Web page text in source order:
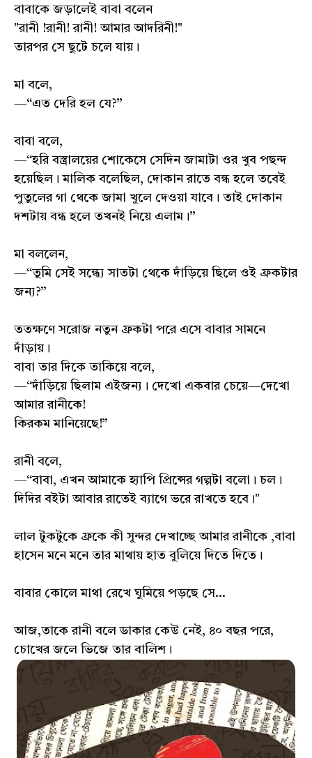
বাবাকে জড়ালেই বাবা বলেন
"রানী !রানী! রানী! আমার আদরিনী!"
তারপর সে ছুটে চলে যায়।
মা বলে,
—“এত দেরি হল যে?”
বাবা বলে,
—“হরি বস্ত্রালয়ের শোকেসে সেদিন জামাটা ওর খুব পছন্দ
হয়েছিল। মালিক বলেছিল, দোকান রাতে বন্ধ হলে তবেই
পুতুলের গা থেকে জামা খুলে দেওয়া যাবে। তাই দোকান
দশটায় বন্ধ হলে তখনই নিয়ে এলাম।”
মা বললেন,
—“তুমি সেই সন্ধ্যে সাতটা থেকে দাঁড়িয়ে ছিলে ওই ফ্রকটার
জন্য?”
ততক্ষণে সরোজ নতুন ফ্রকটা পরে এসে বাবার সামনে
দাঁড়ায়।
বাবা তার দিকে তাকিয়ে বলে,
—“দাঁড়িয়ে ছিলাম এইজন্য। দেখো একবার চেয়ে—দেখো
আমার রানীকে!
কিরকম মানিয়েছে!”
রানী বলে,
—“বাবা, এখন আমাকে হ্যাপি প্রিন্সের গল্পটা বলো। চল।
দিদির বইটা আবার রাতেই ব্যাগে ভরে রাখতে হবে।"
লাল টুকটুকে ফ্রকে কী সুন্দর দেখাচ্ছে আমার রানীকে ,বাবা
হাসেন মনে মনে তার মাথায় হাত বুলিয়ে দিতে দিতে।
বাবার কোলে মাথা রেখে ঘুমিয়ে পড়ছে সে...
আজ,তাকে রানী বলে ডাকার কেউ নেই, ৪০ বছর পরে,
চোখের জলে ভিজে তার বালিশ।